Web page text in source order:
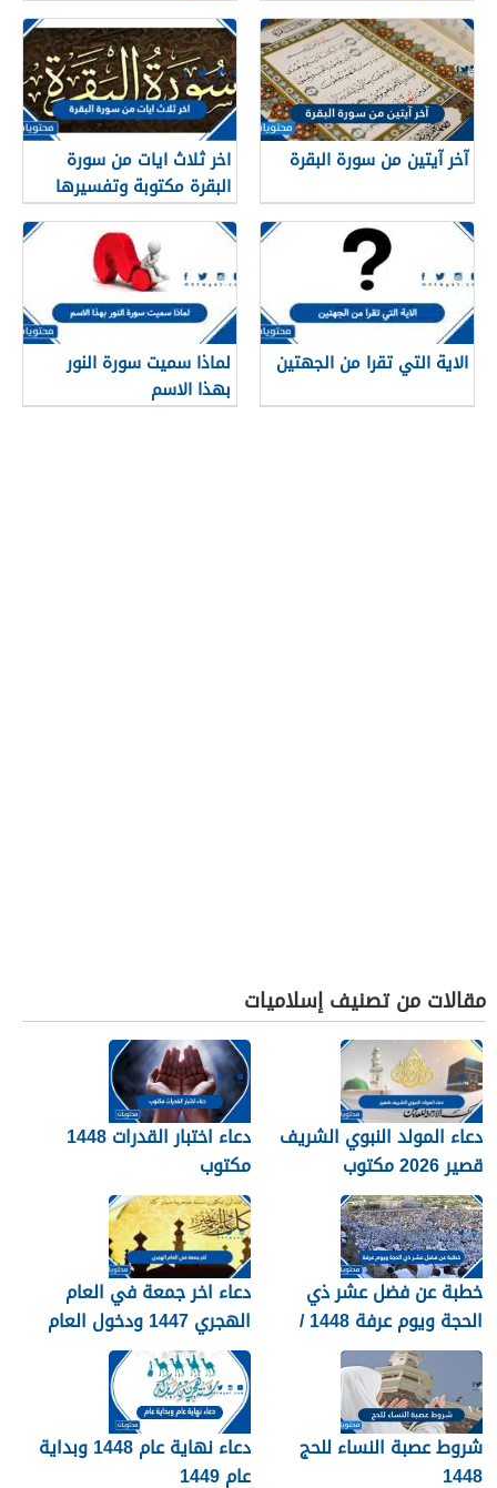
آخر آيتين من سورة البقرة
اخر ثلاث ايات من سورة
البقرة مكتوبة وتفسيرها
الاية التي تقرا من الجهتين
لماذا سميت سورة النور
بهذا الاسم
مقالات من تصنيف إسلاميات
دعاء المولد النبوي الشريف
قصير 2026 مكتوب
دعاء اختبار القدرات 1448
مكتوب
خطبة عن فضل عشر ذي
الحجة ويوم عرفة 1448 /
2026
دعاء اخر جمعة في العام
الهجري 1447 ودخول العام
الجديد 1448
شروط عصبة النساء للحج
1448
دعاء نهاية عام 1448 وبداية
عام 1449